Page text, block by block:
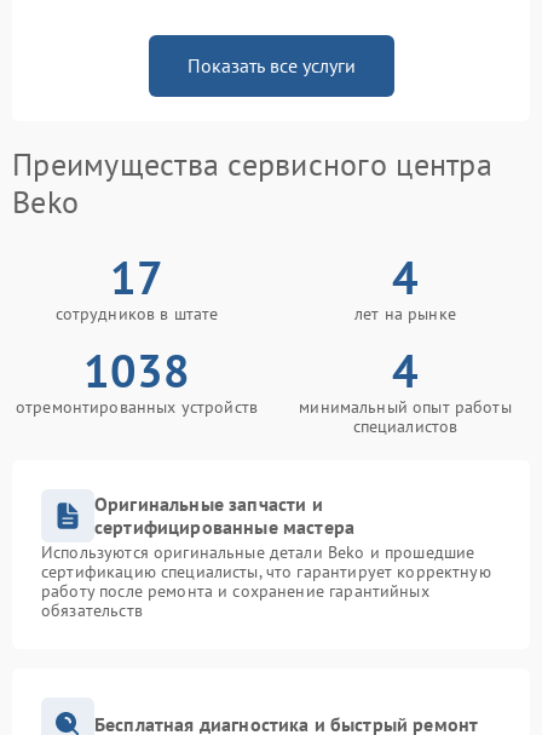
Показать все услуги
Преимущества сервисного центра
Beko
17
сотрудников в штате
4
лет на рынке
1038
отремонтированных устройств
4
минимальный опыт работы
специалистов
Оригинальные запчасти и
сертифицированные мастера
Используются оригинальные детали Beko и прошедшие
сертификацию специалисты, что гарантирует корректную
работу после ремонта и сохранение гарантийных
обязательств
Бесплатная диагностика и быстрый ремонт